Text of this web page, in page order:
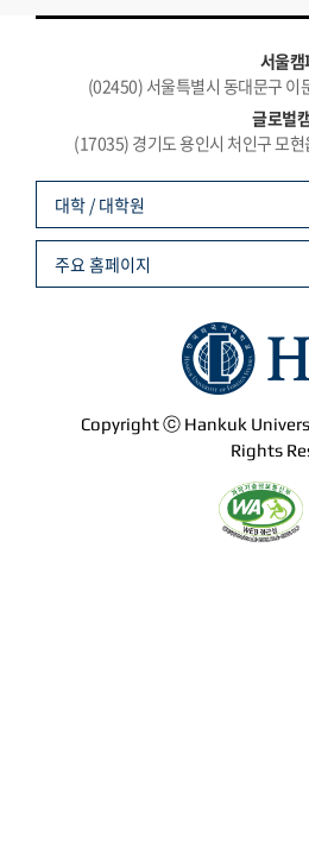
서울캠
(02450) 서울특별시 동대문구
글로벌
(17035) 경기도 용인시 처인구 모
Copyright ⓒ Hankuk
Rights
대학 / 대학원
주요 홈페이지